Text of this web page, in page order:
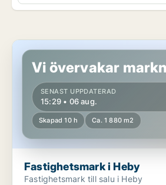
Fastighetsmark i Heby
Vi övervakar
SENAST UPPDATERAD
15:29 • 06 aug.
Skapad 10 h Ca. 1 880 m2
Fastighetsmark i Heby
Fastighetsmark till salu i Heby